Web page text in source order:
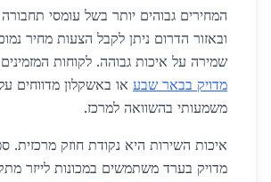
המחירים גבוהים יותר בשל עומסי
ובאזור הדרום ניתן לקבל הצעות מחיר
שמירה על איכות גבוהה. לקוחות המזמינים
מדויק בבאר שבע או באשקלון מדווחים
משמעותי בהשוואה למרכז.
איכות השירות היא נקודת חוזק מרכזית.
מדויק בערד משתמשים במכונות לייזר